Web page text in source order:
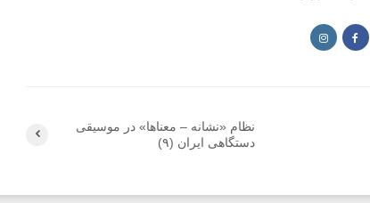
نظام «نشانه – معناها» در موسیقی
دستگاهی ایران (۹)